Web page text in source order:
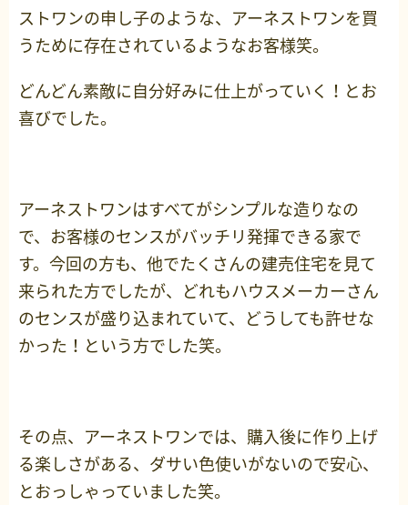
ストワンの申し子のような、アーネストワンを買
うために存在されているようなお客様笑。
どんどん素敵に自分好みに仕上がっていく！とお
喜びでした。
アーネストワンはすべてがシンプルな造りなの
で、お客様のセンスがバッチリ発揮できる家で
す。今回の方も、他でたくさんの建売住宅を見て
来られた方でしたが、どれもハウスメーカーさん
のセンスが盛り込まれていて、どうしても許せな
かった！という方でした笑。
その点、アーネストワンでは、購入後に作り上げ
る楽しさがある、ダサい色使いがないので安心、
とおっしゃっていました笑。